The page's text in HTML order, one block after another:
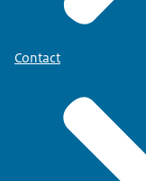
Contact